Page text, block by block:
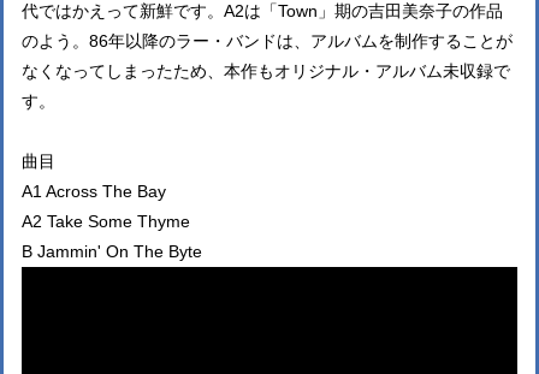
代ではかえって新鮮です。A2は「Town」期の吉田美奈子の作品
のよう。86年以降のラー・バンドは、アルバムを制作することが
なくなってしまったため、本作もオリジナル・アルバム未収録で
す。
曲目
A1 Across The Bay
A2 Take Some Thyme
B Jammin' On The Byte